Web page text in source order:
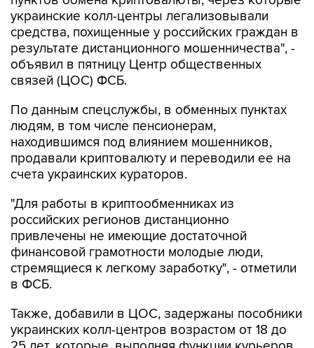
украинские колл-центры легализовывали
средства, похищенные у российских граждан в
результате дистанционного мошенничества", -
объявил в пятницу Центр общественных
связей (ЦОС) ФСБ.
По данным спецслужбы, в обменных пунктах
людям, в том числе пенсионерам,
находившимся под влиянием мошенников,
продавали криптовалюту и переводили ее на
счета украинских кураторов.
"Для работы в криптообменниках из
российских регионов дистанционно
привлечены не имеющие достаточной
финансовой грамотности молодые люди,
стремящиеся к легкому заработку", - отметили
в ФСБ.
Также, добавили в ЦОС, задержаны пособники
украинских колл-центров возрастом от 18 до